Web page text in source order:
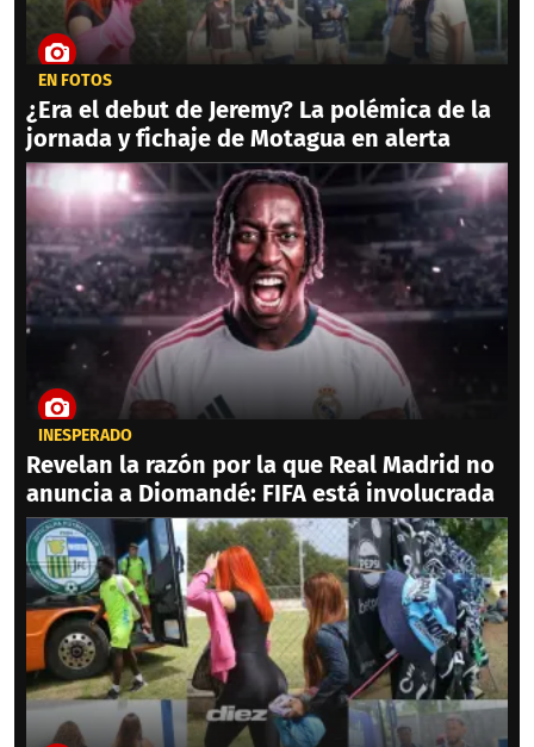
EN FOTOS
¿Era el debut de Jeremy? La polémica de la
jornada y fichaje de Motagua en alerta
INESPERADO
Revelan la razón por la que Real Madrid no
anuncia a Diomandé: FIFA está involucrada